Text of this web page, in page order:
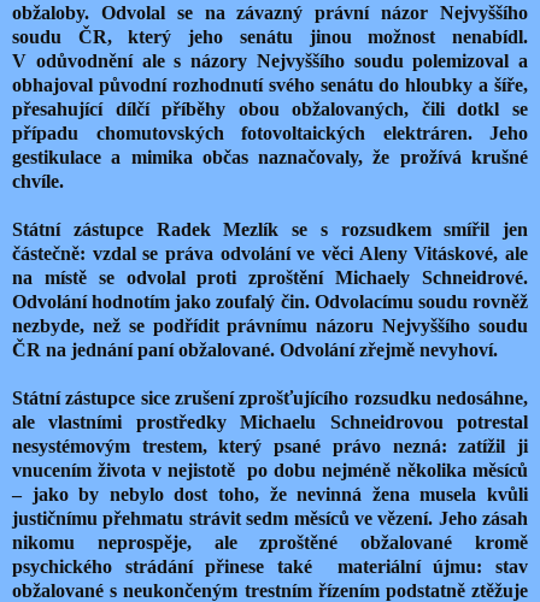
obžaloby. Odvolal se na závazný právní názor Nejvyššího
soudu ČR, který jeho senátu jinou možnost nenabídl.
V odůvodnění ale s názory Nejvyššího soudu polemizoval a
obhajoval původní rozhodnutí svého senátu do hloubky a šíře,
přesahující dílčí příběhy obou obžalovaných, čili dotkl se
případu chomutovských fotovoltaických elektráren. Jeho
gestikulace a mimika občas naznačovaly, že prožívá krušné
chvíle.
Státní zástupce Radek Mezlík se s rozsudkem smířil jen
částečně: vzdal se práva odvolání ve věci Aleny Vitáskové, ale
na místě se odvolal proti zproštění Michaely Schneidrové.
Odvolání hodnotím jako zoufalý čin. Odvolacímu soudu rovněž
nezbyde, než se podřídit právnímu názoru Nejvyššího soudu
ČR na jednání paní obžalované. Odvolání zřejmě nevyhoví.
Státní zástupce sice zrušení zprošťujícího rozsudku nedosáhne,
ale vlastními prostředky Michaelu Schneidrovou potrestal
nesystémovým trestem, který psané právo nezná: zatížil ji
vnucením života v nejistotě po dobu nejméně několika měsíců
– jako by nebylo dost toho, že nevinná žena musela kvůli
justičnímu přehmatu strávit sedm měsíců ve vězení. Jeho zásah
nikomu neprospěje, ale zproštěné obžalované kromě
psychického strádání přinese také
materiální újmu: stav
obžalované s neukončeným trestním řízením podstatně ztěžuje